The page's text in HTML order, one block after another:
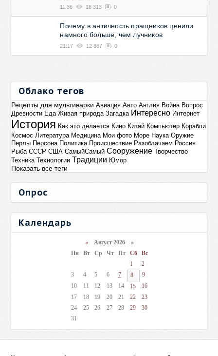
11:36 18 313 0
Почему в античность пращников ценили
намного больше, чем лучников
21:17 12 867 0
Облако тегов
Рецепты для мультиварки Авиация Авто Англия Война Вопрос
Древности Еда Живая природа Загадка Интересно Интернет
История Как это делается Кино Китай Компьютер Корабли
Космос Литература Медицина Мои фото Море Наука Оружие
Перлы Персона Политика Происшествие Разоблачаем Россия
Рыба СССР США СамыйСамый Сооружение Творчество
Техника Технологии Традиции Юмор
Показать все теги
Опрос
Календарь
«Август 2026 »
Пн
Вт Ср Чт Пт Сб
Вс
1
2
3
4 5 6 7 8
9
10
11 12 13 14 15
16
17
18 19 20 21 22
23
24
25 26 27 28 29
30
31